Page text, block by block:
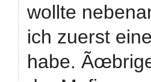
wollte
ich zuerst
habe.